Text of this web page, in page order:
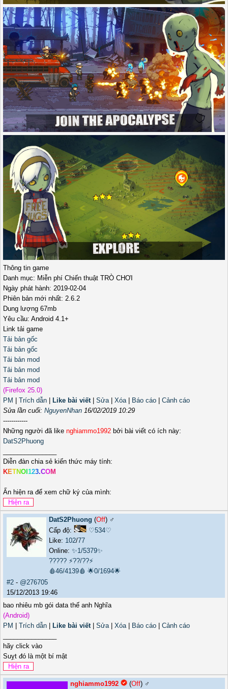
Thông tin game
Danh mục: Miễn phí Chiến thuật TRÒ CHƠI
Ngày phát hành: 2019-02-04
Phiên bản mới nhất: 2.6.2
Dung lượng 67mb
Yêu cầu: Android 4.1+
Link tải game
Tải bản gốc
Tải bản gốc
Tải bản mod
Tải bản mod
Tải bản mod
(Firefox 25.0)
PM
Trích dẫn Like bài viết Sửa Xóa Báo cáo
Cảnh cáo
Sửa lần cuối: NguyenNhan 16/02/2019 10:29
------------
Những người đã like nghiammo1992 bởi bài viết có ích này:
DatS2Phuong
Diễn đàn chia sẻ kiến thức máy tính:
KETNO 123.COM
Ấn hiện ra để xem chữ ký của mình:
DatS2Phuong (Off) ♂️
Cấp độ:
♡534♡
Like: 102/77
Online: ✨1/5379✨
????? ⚡??/??⚡
🩸46/4139🩸 🌟0/1694🌟
#2 - @276705
15/12/2013 19:46
bao nhiêu mb gói data thế anh Nghĩa
(Android)
PM
Trích dẫn Like bài viết Sửa Xóa Báo cáo
Cảnh cáo
hãy click vào
Suỵt đó là một bí mật
nghiammo1992 (Off) ♂️